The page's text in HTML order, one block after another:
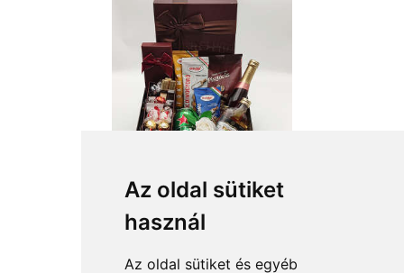
Az oldal sütiket
használ
Az oldal sütiket és egyéb
Bulihuligán - férfi ajándékcsomag
23 200 Ft-tól